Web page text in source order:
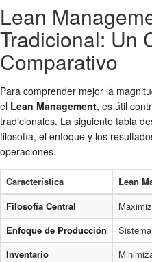
Lean
Tradicional: Un
Comparativo
Para comprender mejor la
el Lean Management, es útil
tradicionales. La siguiente tabla
filosofía, el enfoque y los
operaciones.
Característica
Lean
Filosofía Central
Enfoque de Producción
Inventario